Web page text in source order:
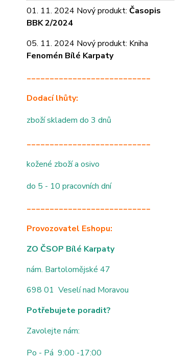
01. 11. 2024 Nový produkt: Časopis
BBK 2/2024
05. 11. 2024 Nový produkt: Kniha
Fenomén Bílé Karpaty
___________________________
Dodací lhůty:
zboží skladem do 3 dnů
___________________________
kožené zboží a osivo
do 5 - 10 pracovních dní
___________________________
Provozovatel Eshopu:
ZO ČSOP Bílé Karpaty
nám. Bartolomějské 47
698 01 Veselí nad Moravou
Potřebujete poradit?
Zavolejte nám:
Po - Pá 9:00 -17:00